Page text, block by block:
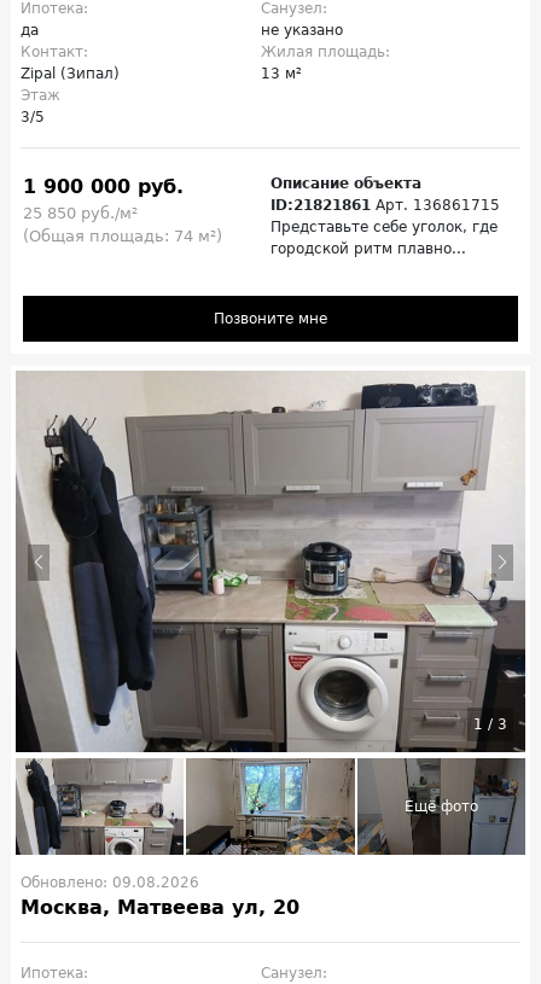
Ипотека:
да
Санузел:
не указано
Контакт:
Zipal (Зипал)
Жилая площадь:
13 м²
Этаж
3/5
1 900 000 руб.
25 850 руб./м²
(Общая площадь: 74 м²)
Описание объекта
ID:21821861 Арт. 136861715
Представьте себе уголок, где
городской ритм плавно...
Позвоните мне
1 / 3
Обновлено: 09.08.2026
Москва, Матвеева ул, 20
Ипотека:
Санузел: